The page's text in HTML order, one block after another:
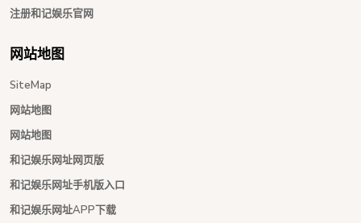
注册和记娱乐官网
网站地图
SiteMap
网站地图
网站地图
和记娱乐网址网页版
和记娱乐网址手机版入口
和记娱乐网址APP下载